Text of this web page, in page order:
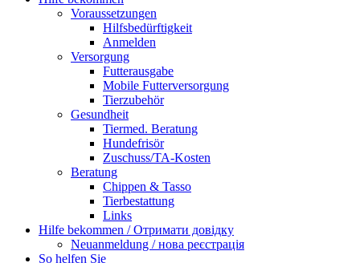
Voraussetzungen
Hilfsbedürftigkeit
Anmelden
Versorgung
Futterausgabe
Mobile Futterversorgung
Tierzubehör
Gesundheit
Tiermed. Beratung
Hundefrisör
Zuschuss/TA-Kosten
Beratung
Chippen & Tasso
Tierbestattung
Links
Hilfe bekommen / Отримати довідку
Neuanmeldung / нова реєстрація
So helfen Sie